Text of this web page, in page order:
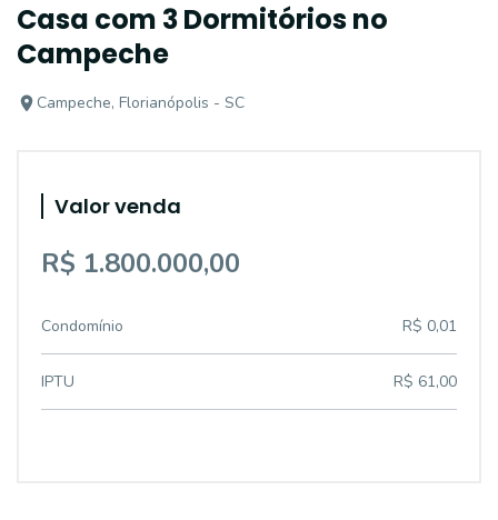
Casa com 3 Dormitórios no
Campeche
Campeche, Florianópolis - SC
Valor venda
R$ 1.800.000,00
Condomínio R$ 0,01
IPTU R$ 61,00